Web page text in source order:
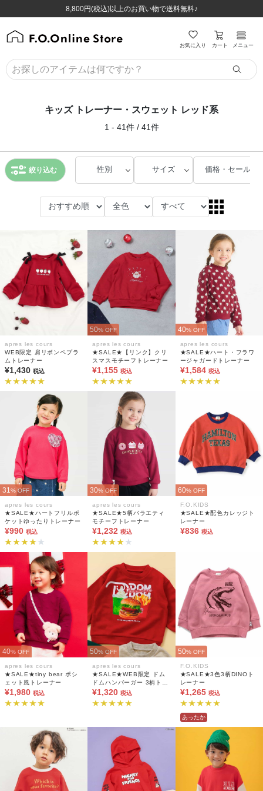
8,800円(税込)以上のお買い物で送料無料♪
ほぼ全品半額！！8/12(水)お昼12:59まで！！
8,800円(税込)以上のお買い物で送料無料♪
ほぼ全品半額！！8/12(水)お昼12:59まで！！
お気に入り カート メニュー
キッズ トレーナー・スウェット レッド系
1 - 41件 / 41件
絞り込む 性別 サイズ 価格・セール
apres les cours
WEB限定 肩リボンペプラ
ムトレーナー
¥1,430 税込
50% OFF
apres les cours
★SALE★【リンク】クリ
スマスモチーフトレーナー
¥1,155 税込
40% OFF
apres les cours
★SALE★ハート・フラワ
ージャガードトレーナー
¥1,584 税込
31% OFF
apres les cours
★SALE★ハートフリルポ
ケットゆったりトレーナー
¥990 税込
30% OFF
apres les cours
★SALE★5柄バラエティ
モチーフトレーナー
¥1,232 税込
60% OFF
F.O.KIDS
★SALE★配色カレッジト
レーナー
¥836 税込
40% OFF
apres les cours
★SALE★tiny bear ポシ
ェット風トレーナー
¥1,980 税込
50% OFF
apres les cours
★SALE★WEB限定 ドム
ドムハンバーガー 3柄トレ
ーナー
¥1,320 税込
50% OFF
F.O.KIDS
★SALE★3色3柄DINOト
レーナー
¥1,265 税込
あったか